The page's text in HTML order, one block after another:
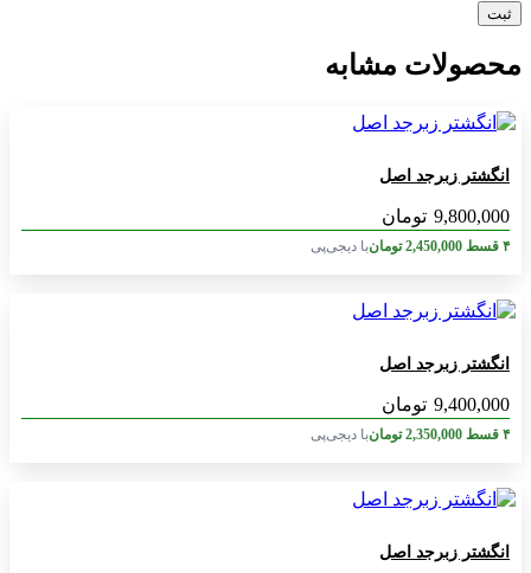
محصولات مشابه
انگشتر زبرجد اصل
9,800,000 تومان
۴ قسط 2,450,000 تومانبا دیجی‌پی
انگشتر زبرجد اصل
9,400,000 تومان
۴ قسط 2,350,000 تومانبا دیجی‌پی
انگشتر زبرجد اصل